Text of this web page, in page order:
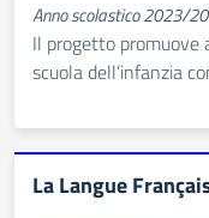
Anno scolastico 2023/
Il progetto
scuola dell’infanzia
La Langue